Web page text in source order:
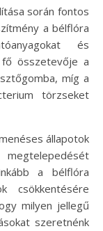
során fontos
a bélflóra
és
fő összetevője a
míg a
törzseket
állapotok
a bélflóra
csökkentésére
milyen jellegű
szeretnénk